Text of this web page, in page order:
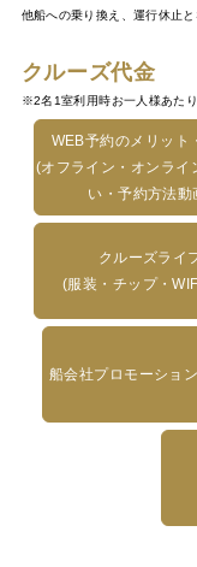
他船への乗り換え、運行休止と
クルーズ代金
※2名1室利用時お一人様あたり
WEB予約のメリット
(オフライン・オンライ
い・予約方法動
クルーズライ
(服装・チップ・
船会社プロモーショ